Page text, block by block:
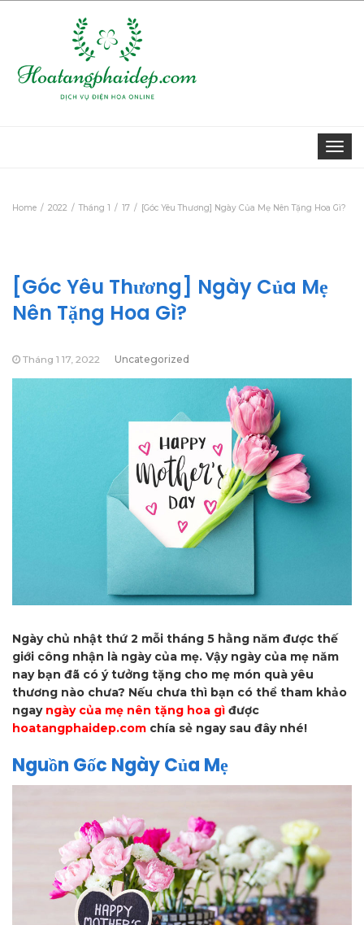
Home 2022 Tháng 1 17 [Góc Yêu Thương] Ngày Của Mẹ Nên Tặng Hoa Gì?
[Góc Yêu Thương] Ngày Của Mẹ
Nên Tặng Hoa Gì?
Tháng 1 17, 2022 Uncategorized
Ngày chủ nhật thứ 2 mỗi tháng 5 hằng năm được thế
giới công nhận là ngày của mẹ. Vậy ngày của mẹ năm
nay bạn đã có ý tưởng tặng cho mẹ món quà yêu
thương nào chưa? Nếu chưa thì bạn có thể tham khảo
ngay ngày của mẹ nên tặng hoa gì được
hoatangphaidep.com chía sẻ ngay sau đây nhé!
Nguồn Gốc Ngày Của Mẹ